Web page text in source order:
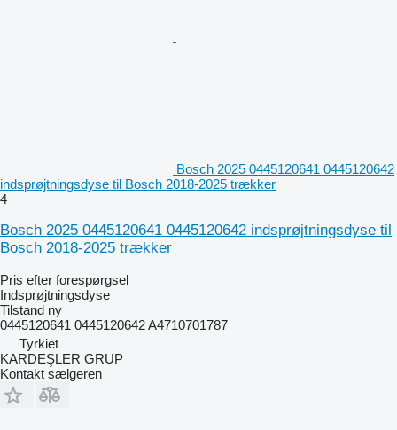
Bosch 2025 0445120641 0445120642
indsprøjtningsdyse til Bosch 2018-2025 trækker
4
Bosch 2025 0445120641 0445120642 indsprøjtningsdyse til
Bosch 2018-2025 trækker
Pris efter forespørgsel
Indsprøjtningsdyse
Tilstand ny
0445120641 0445120642 A4710701787
Tyrkiet
KARDEŞLER GRUP
Kontakt sælgeren